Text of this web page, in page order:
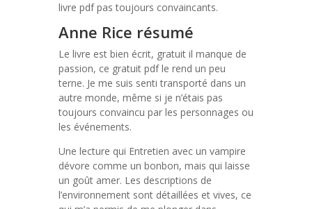
livre pdf pas toujours convaincants.
Anne Rice résumé
Le livre est bien écrit, gratuit il manque de
passion, ce gratuit pdf le rend un peu
terne. Je me suis senti transporté dans un
autre monde, même si je n’étais pas
toujours convaincu par les personnages ou
les événements.
Une lecture qui Entretien avec un vampire
dévore comme un bonbon, mais qui laisse
un goût amer. Les descriptions de
l’environnement sont détaillées et vives, ce